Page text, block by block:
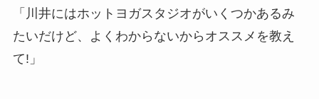
「川井にはホットヨガスタジオがいくつかあるみ
たいだけど、よくわからないからオススメを教え
て!」